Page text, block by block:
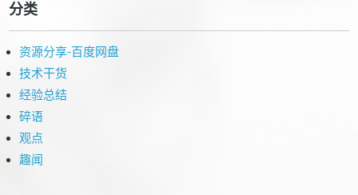
分类
资源分享-百度网盘
技术干货
经验总结
碎语
观点
趣闻